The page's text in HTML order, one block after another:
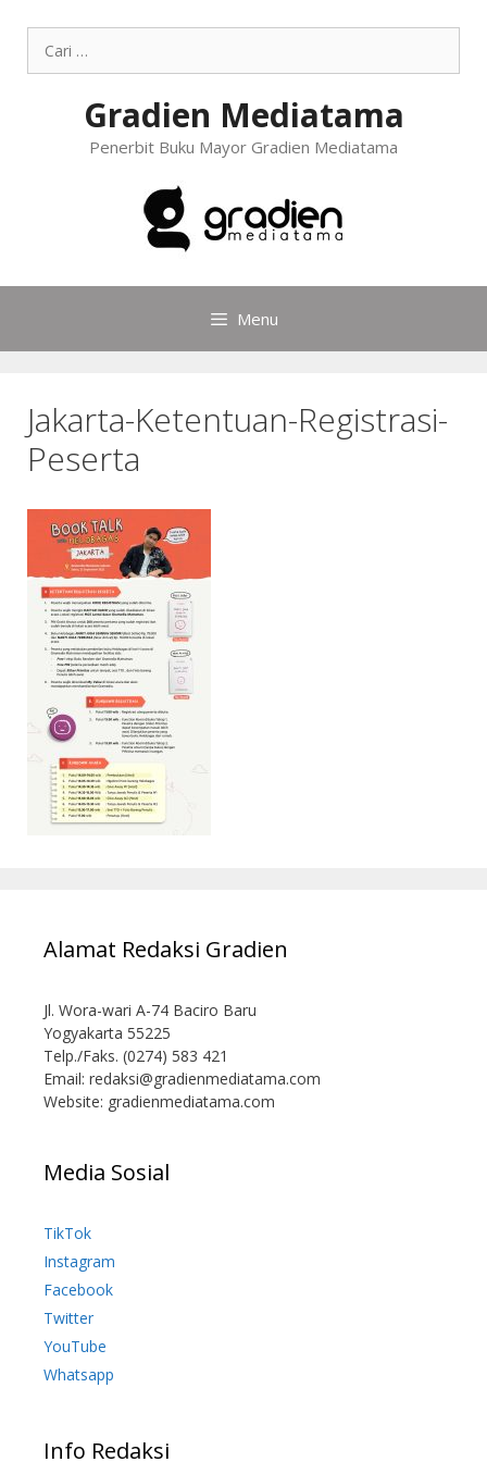
Gradien Mediatama
Penerbit Buku Mayor Gradien Mediatama
Menu
Jakarta-Ketentuan-Registrasi-
Peserta
Alamat Redaksi Gradien
Jl. Wora-wari A-74 Baciro Baru
Yogyakarta 55225
Telp./Faks. (0274) 583 421
Email: redaksi@gradienmediatama.com
Website: gradienmediatama.com
Media Sosial
TikTok
Instagram
Facebook
Twitter
YouTube
Whatsapp
Info Redaksi